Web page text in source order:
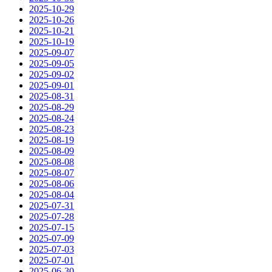
2025-10-29
2025-10-26
2025-10-21
2025-10-19
2025-09-07
2025-09-05
2025-09-02
2025-09-01
2025-08-31
2025-08-29
2025-08-24
2025-08-23
2025-08-19
2025-08-09
2025-08-08
2025-08-07
2025-08-06
2025-08-04
2025-07-31
2025-07-28
2025-07-15
2025-07-09
2025-07-03
2025-07-01